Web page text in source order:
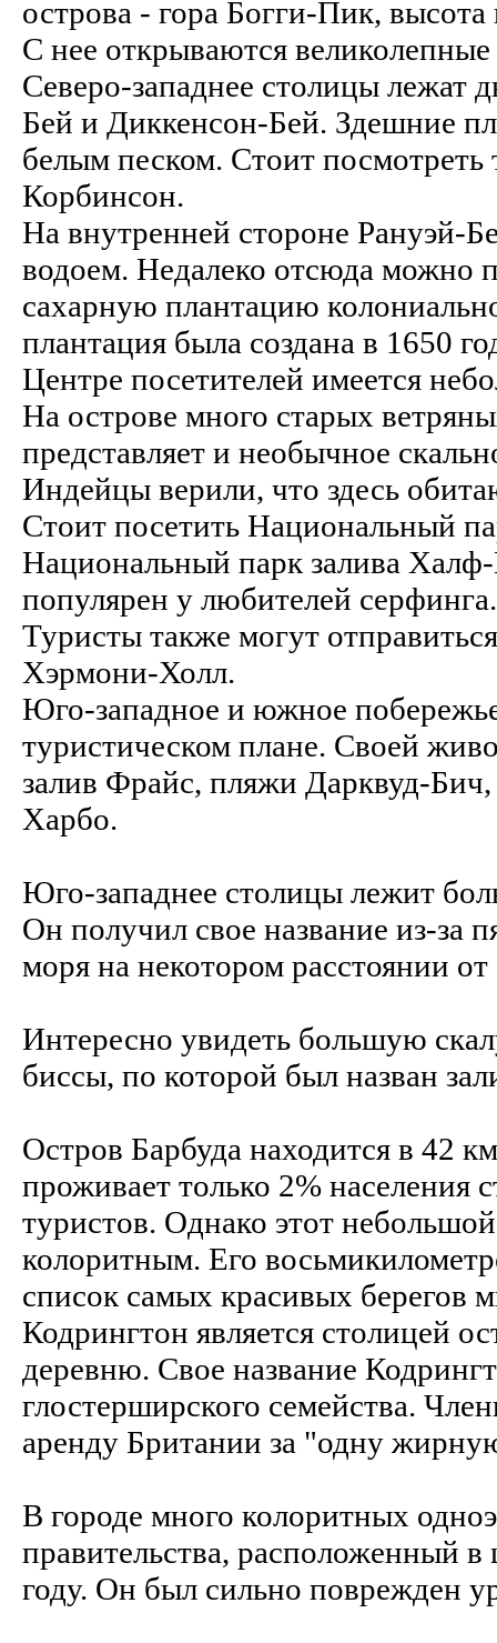
острова - гора Богги-Пик, высота
С нее открываются
Северо-западнее столицы лежат
Бей и Диккенсон-Бей. Здешние
белым песком. Стоит
Корбинсон.
На внутренней стороне Рануэй-
водоем. Недалеко отсюда можно
сахарную плантацию
плантация была создана в 1650
Центре посетителей имеется
На острове много старых
представляет и необычное
Индейцы верили, что здесь
Стоит посетить Национальный
Национальный парк залива
популярен у любителей серфинга.
Туристы также могут
Хэрмони-Холл.
Юго-западное и южное
туристическом плане. Своей
залив Фрайс, пляжи Дарквуд-
Харбо.
Юго-западнее столицы лежит
Он получил свое название из-за
моря на некотором расстоянии от
Интересно увидеть большую
биссы, по которой был назван
Остров Барбуда находится в 42
проживает только 2% населения
туристов. Однако этот
колоритным. Его
список самых красивых берегов
Кодрингтон является столицей
деревню. Свое название
глостерширского семейства.
аренду Британии за "одну
В городе много колоритных
правительства, расположенный
году. Он был сильно поврежден